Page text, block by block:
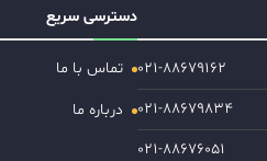
۰۲۱-۸۸۶۷۹۱۶۲
۰۲۱-۸۸۶۷۹۸۳۴
۰۲۱-۸۸۶۷۶۰۵۱
دسترسی سریع
تماس با ما
درباره ما